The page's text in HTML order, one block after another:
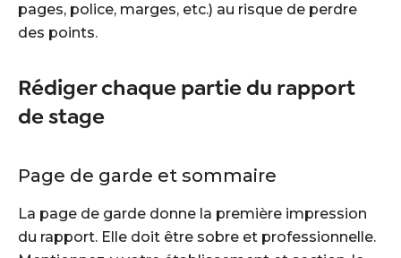
pages, police, marges, etc.) au risque de perdre
des points.
Rédiger chaque partie du rapport
de stage
Page de garde et sommaire
La page de garde donne la première impression
du rapport. Elle doit être sobre et professionnelle.